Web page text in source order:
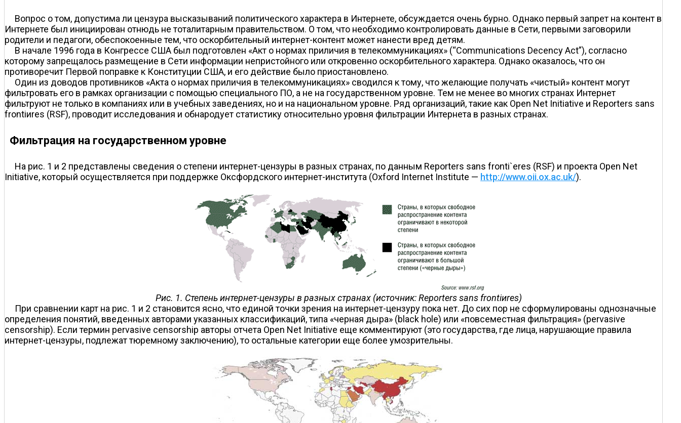
Вопрос о том, допустима ли цензура высказываний политического характера в Интернете, обсуждается очень бурно. Однако первый запрет на контент в
Интернете был инициирован отнюдь не тоталитарным правительством. О том, что необходимо контролировать данные в Сети, первыми заговорили
родители и педагоги, обеспокоенные тем, что оскорбительный интернет-контент может нанести вред детям.
В начале 1996 года в Конгрессе США был подготовлен «Акт о нормах приличия в телекоммуникациях» (“Communications Decency Act”), согласно
которому запрещалось размещение в Сети информации непристойного или откровенно оскорбительного характера. Однако оказалось, что он
противоречит Первой поправке к Конституции США, и его действие было приостановлено.
Один из доводов противников «Акта о нормах приличия в телекоммуникациях» сводился к тому, что желающие получать «чистый» контент могут
фильтровать его в рамках организации с помощью специального ПО, а не на государственном уровне. Тем не менее во многих странах Интернет
фильтруют не только в компаниях или в учебных заведениях, но и на национальном уровне. Ряд организаций, такие как Open Net Initiative и Reporters sans
frontiиres (RSF), проводит исследования и обнародует статистику относительно уровня фильтрации Интернета в разных странах.
Фильтрация на государственном уровне
На рис. 1 и 2 представлены сведения о степени интернет-цензуры в разных странах, по данным Reporters sans fronti`eres (RSF) и проекта Open Net
Initiative, который осуществляется при поддержке Оксфордского интернет-института (Oxford Internet Institute — http://www.oii.ox.ac.uk/).
Рис. 1. Степень интернет-цензуры в разных странах (источник: Reporters sans frontiиres)
При сравнении карт на рис. 1 и 2 становится ясно, что единой точки зрения на интернет-цензуру пока нет. До сих пор не сформулированы однозначные
определения понятий, введенных авторами указанных классификаций, типа «черная дыра» (black hole) или «повсеместная фильтрация» (pervasive
censorship). Если термин pervasive censorship авторы отчета Open Net Initiative еще комментируют (это государства, где лица, нарушающие правила
интернет-цензуры, подлежат тюремному заключению), то остальные категории еще более умозрительны.